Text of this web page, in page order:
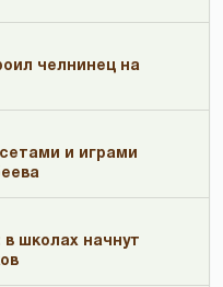
челнинец на
и играми
школах начнут